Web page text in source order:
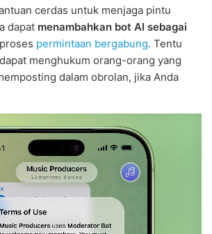
cerdas untuk menjaga pintu
dapat menambahkan bot AI sebagai
permintaan bergabung. Tentu
menghukum orang-orang yang
dalam obrolan, jika Anda